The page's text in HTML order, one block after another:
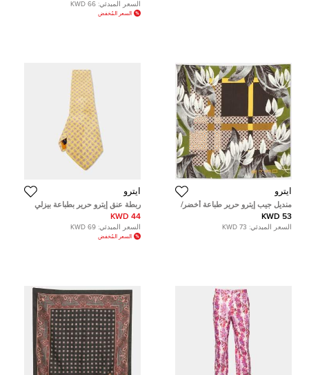
السعر المبدئي: 66 KWD
السعر المُخفض
ايترو
منديل جيب إيترو حرير طباعة أخضر/
رمادي
53 KWD
السعر المبدئي: 73 KWD
ايترو
ربطة عنق إيترو حرير بطباعة بيزلي
صفراء تقليدية
44 KWD
السعر المبدئي: 69 KWD
السعر المُخفض